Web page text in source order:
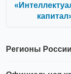
Регионы России